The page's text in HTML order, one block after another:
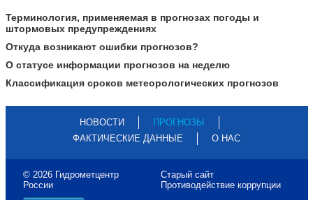
Терминология, применяемая в прогнозах погоды и
штормовых предупреждениях
Откуда возникают ошибки прогнозов?
О статусе информации прогнозов на неделю
Классификация сроков метеорологических прогнозов
НОВОСТИ
ПРОГНОЗЫ
ФАКТИЧЕСКИЕ ДАННЫЕ
О НАС
© 2026 Гидрометцентр
России
Старый сайт
Противодействие коррупции